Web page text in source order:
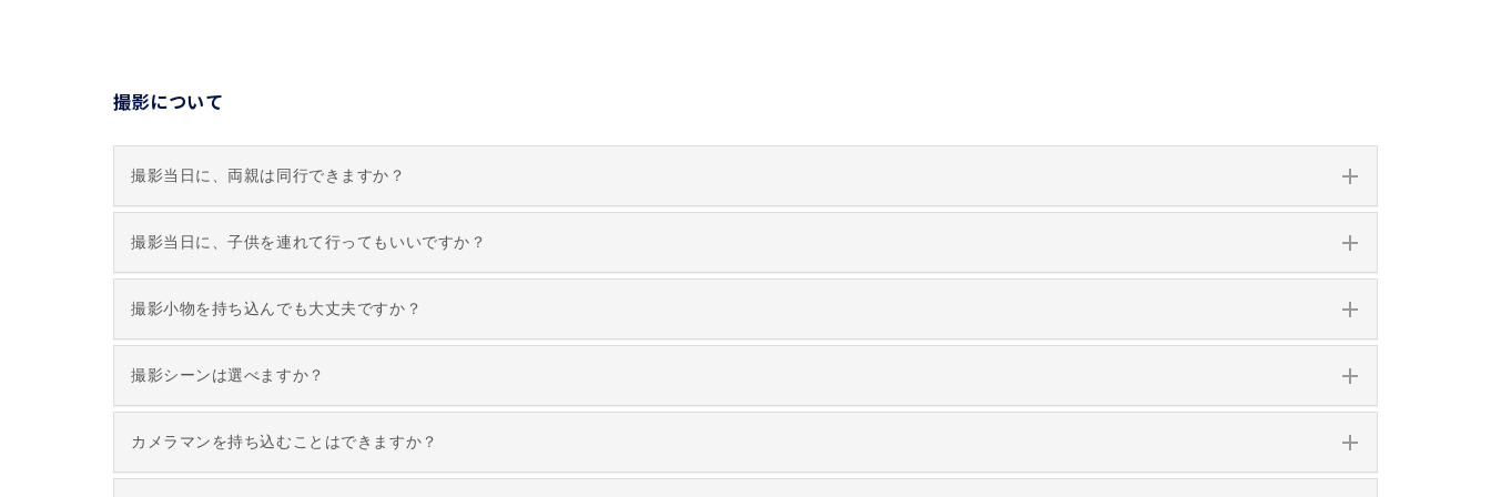
撮影について
撮影当日に、両親は同行できますか？
撮影当日に、子供を連れて行ってもいいですか？
撮影小物を持ち込んでも大丈夫ですか？
撮影シーンは選べますか？
カメラマンを持ち込むことはできますか？